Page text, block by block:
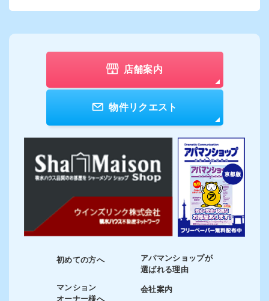
店舗案内
物件リクエスト
初めての方へ
マンション
オーナー様へ
アパマンショップが
選ばれる理由
会社案内